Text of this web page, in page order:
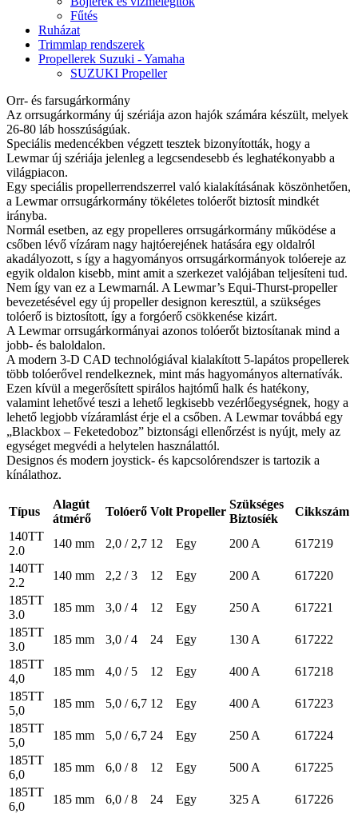
Fűtés
Ruházat
Trimmlap rendszerek
Propellerek Suzuki - Yamaha
SUZUKI Propeller
Orr- és farsugárkormány
Az orrsugárkormány új szériája azon hajók számára készült, melyek
26-80 láb hosszúságúak.
Speciális medencékben végzett tesztek bizonyították, hogy a
Lewmar új szériája jelenleg a legcsendesebb és leghatékonyabb a
világpiacon.
Egy speciális propellerrendszerrel való kialakításának köszönhetően,
a Lewmar orrsugárkormány tökéletes tolóerőt biztosít mindkét
irányba.
Normál esetben, az egy propelleres orrsugárkormány működése a
csőben lévő vízáram nagy hajtóerejének hatására egy oldalról
akadályozott, s így a hagyományos orrsugárkormányok tolóereje az
egyik oldalon kisebb, mint amit a szerkezet valójában teljesíteni tud.
Nem így van ez a Lewmarnál. A Lewmar’s Equi-Thurst-propeller
bevezetésével egy új propeller designon keresztül, a szükséges
tolóerő is biztosított, így a forgóerő csökkenése kizárt.
A Lewmar orrsugárkormányai azonos tolóerőt biztosítanak mind a
jobb- és baloldalon.
A modern 3-D CAD technológiával kialakított 5-lapátos propellerek
több tolóerővel rendelkeznek, mint más hagyományos alternatívák.
Ezen kívül a megerősített spirálos hajtómű halk és hatékony,
valamint lehetővé teszi a lehető legkisebb vezérlőegységnek, hogy a
lehető legjobb vízáramlást érje el a csőben. A Lewmar továbbá egy
„Blackbox – Feketedoboz” biztonsági ellenőrzést is nyújt, mely az
egységet megvédi a helytelen használattól.
Designos és modern joystick- és kapcsolórendszer is tartozik a
kínálathoz.
Típus
Alagút
átmérő
Tolóerő Volt Propeller
Szükséges
Biztosíék
Cikkszám
140TT
2.0
140 mm 2,0 / 2,7 12 Egy 200 A
617219
140TT
2.2
140 mm 2,2 / 3 12 Egy 200 A
617220
185TT
3.0
185 mm 3,0 / 4 12 Egy 250 A
617221
185TT
3.0
185 mm 3,0 / 4 24 Egy 130 A
617222
185TT
4,0
185 mm 4,0 / 5 12 Egy 400 A
617218
185TT
5,0
185 mm 5,0 / 6,7 12 Egy 400 A
617223
185TT
5,0
185 mm 5,0 / 6,7 24 Egy 250 A
617224
185TT
6,0
185 mm 6,0 / 8 12 Egy 500 A
617225
185TT
6,0
185 mm 6,0 / 8 24 Egy 325 A
617226